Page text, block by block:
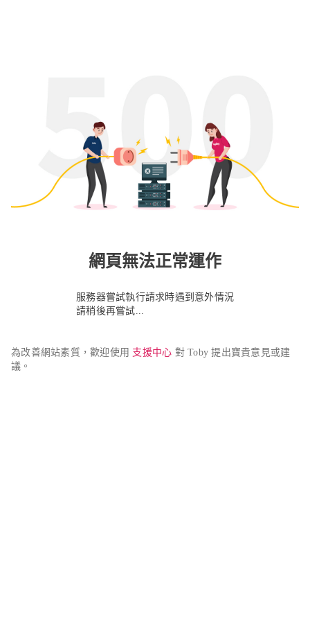
網頁無法正常運作
服務器嘗試執行請求時遇到意外情況
請稍後再嘗試...
為改善網站素質，歡迎使用 支援中心 對 Toby 提出寶貴意見或建
議。